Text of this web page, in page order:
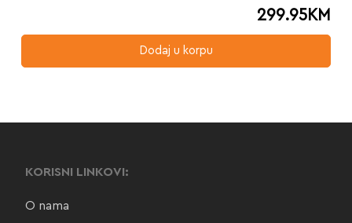
299.95KM
Dodaj u korpu
KORISNI LINKOVI:
O nama